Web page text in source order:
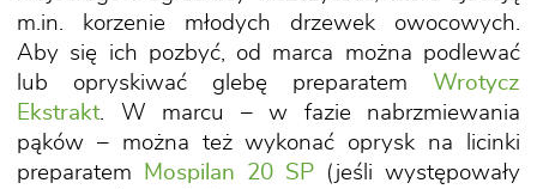
m.in. korzenie młodych drzewek owocowych.
Aby się ich pozbyć, od marca można podlewać
lub opryskiwać glebę preparatem Wrotycz
Ekstrakt . W marcu – w fazie nabrzmiewania
pąków – można też wykonać oprysk na licinki
preparatem
Mospilan 20 SP (jeśli występowały